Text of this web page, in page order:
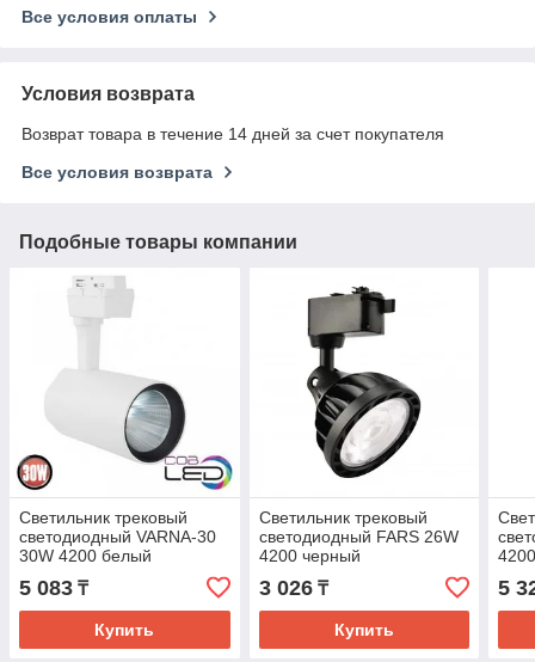
Все условия оплаты
Условия возврата
Возврат товара в течение 14 дней за счет покупателя
Все условия возврата
Подобные товары компании
Светильник трековый
светодиодный VARNA-30
30W 4200 белый
5 083 ₸
Купить
Светильник трековый
светодиодный FARS 26W
4200 черный
3 026₸
Купить
5